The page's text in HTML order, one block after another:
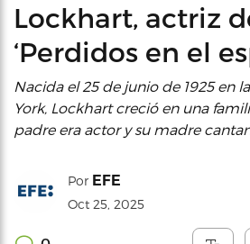
Lockhart, actriz
‘Perdidos en el
Nacida el 25 de junio de 1925 en
York, Lockhart creció en una
padre era actor y su madre
Por EFE
Oct 25, 2025